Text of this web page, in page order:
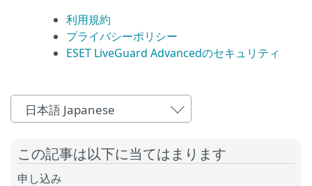
利用規約
プライバシーポリシー
ESET LiveGuard Advancedのセキュリティ
日本語 Japanese
この記事は以下に当てはまります
申し込み